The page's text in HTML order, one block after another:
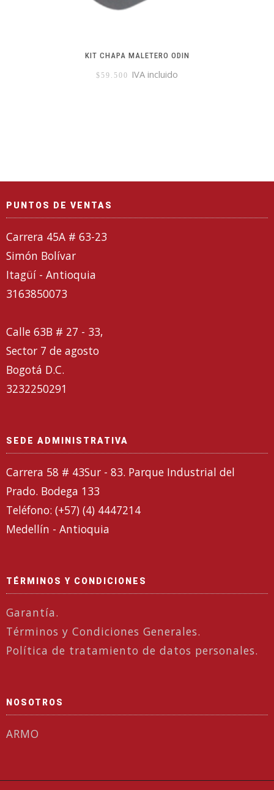
KIT CHAPA MALETERO ODIN
$ 59.500 IVA incluido
PUNTOS DE VENTAS
Carrera 45A # 63-23
Simón Bolívar
Itagüí - Antioquia
3163850073
Calle 63B # 27 - 33,
Sector 7 de agosto
Bogotá D.C.
3232250291
SEDE ADMINISTRATIVA
Carrera 58 # 43Sur - 83. Parque Industrial del
Prado. Bodega 133
Teléfono: (+57) (4) 4447214
Medellín - Antioquia
TÉRMINOS Y CONDICIONES
Garantía.
Términos y Condiciones Generales.
Política de tratamiento de datos personales.
NOSOTROS
ARMO